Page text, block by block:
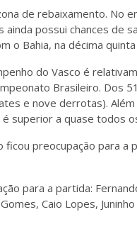
de rebaixamento. No
ainda possui chances de
o Bahia, na décima quinta
do Vasco é
Brasileiro. Dos
e nove derrotas).
superior a quase todos
ficou preocupação para
para a partida:
Caio Lopes,